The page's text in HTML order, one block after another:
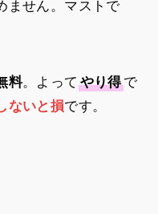
ません。マストで
料。よって やり得で
ないと損です。